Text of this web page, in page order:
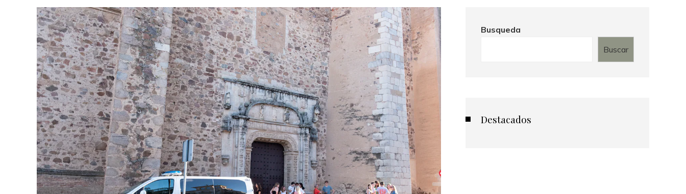
Busqueda
Buscar
Destacados